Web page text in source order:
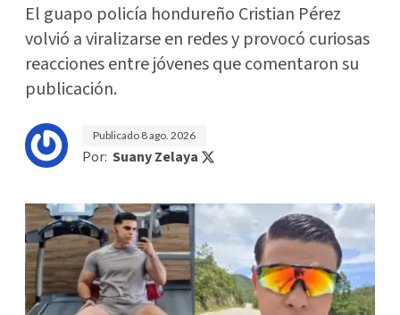
El guapo policía hondureño Cristian Pérez
volvió a viralizarse en redes y provocó curiosas
reacciones entre jóvenes que comentaron su
publicación.
Publicado 8 ago. 2026
Por: Suany Zelaya